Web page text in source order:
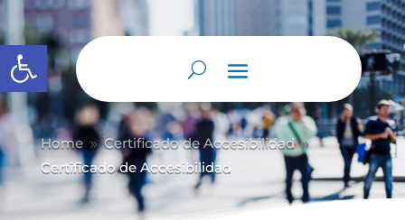
Abrir barra de herramientas
Home 9 Certificado de Accesibilidad 9
Certificado de Accesibilidad